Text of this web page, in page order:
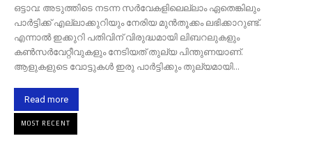
ഒട്ടാവ: അടുത്തിടെ നടന്ന സർവേകളിലെല്ലാം ഏതെങ്കിലും
പാർട്ടിക്ക് എല്ലാക്കുറിയും നേരിയ മുൻതൂക്കം ലഭിക്കാറുണ്ട്.
എന്നാൽ ഇക്കുറി പതിവിന് വിരുദ്ധമായി ലിബറലുകളും
കൺസർവേറ്റീവുകളും നേടിയത് തുല്യ പിന്തുണയാണ്.
ആളുകളുടെ വോട്ടുകൾ ഇരു പാർട്ടിക്കും തുല്യമായി...
Read more
MOST RECENT